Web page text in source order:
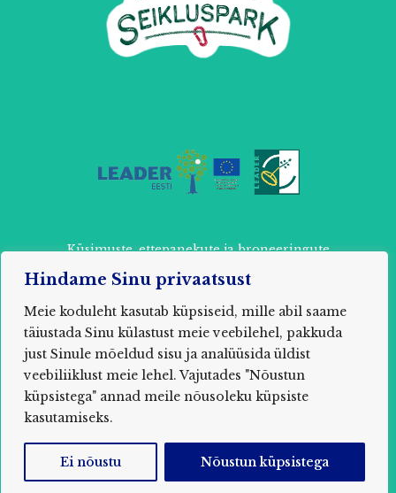
Hindame Sinu privaatsust
Meie koduleht kasutab küpsiseid, mille abil saame
täiustada Sinu külastust meie veebilehel, pakkuda
just Sinule mõeldud sisu ja analüüsida üldist
veebiliiklust meie lehel. Vajutades "Nõustun
küpsistega" annad meile nõusoleku küpsiste
kasutamiseks.
Ei nõustu Nõustun küpsistega
Küsimuste, ettepanekute ja broneeringute
+ 372 52 803 87 võiinfo@muhuseikleja.ee
2021 MUHU SEIKLUSPARK / MTÜ Õpituba Saare
maakond, Muhu vald, Nõmmküla, Uuelu, 94752